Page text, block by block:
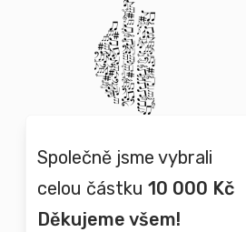
Společně jsme vybrali
celou částku 10 000 Kč
Děkujeme všem!